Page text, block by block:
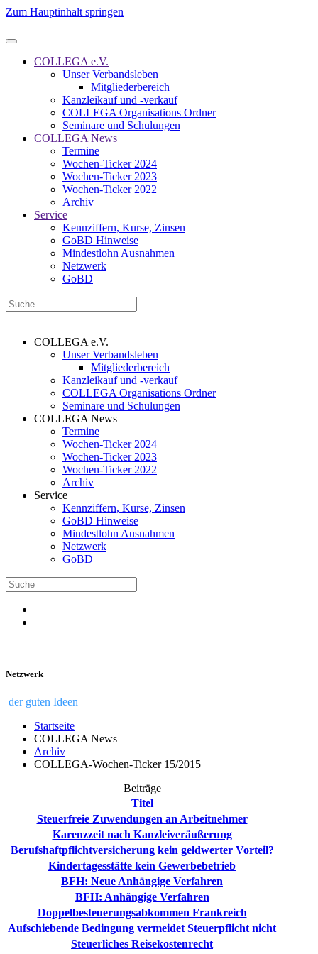
Zum Hauptinhalt springen
COLLEGA e.V.
Unser Verbandsleben
Mitgliederbereich
Kanzleikauf und -verkauf
COLLEGA Organisations Ordner
Seminare und Schulungen
COLLEGA News
Termine
Wochen-Ticker 2024
Wochen-Ticker 2023
Wochen-Ticker 2022
Archiv
Service
Kennziffern, Kurse, Zinsen
GoBD Hinweise
Mindestlohn Ausnahmen
Netzwerk
GoBD
COLLEGA e.V.
Unser Verbandsleben
Mitgliederbereich
Kanzleikauf und -verkauf
COLLEGA Organisations Ordner
Seminare und Schulungen
COLLEGA News
Termine
Wochen-Ticker 2024
Wochen-Ticker 2023
Wochen-Ticker 2022
Archiv
Service
Kennziffern, Kurse, Zinsen
GoBD Hinweise
Mindestlohn Ausnahmen
Netzwerk
GoBD
Netzwerk
der guten Ideen
Startseite
COLLEGA News
Archiv
COLLEGA-Wochen-Ticker 15/2015
Beiträge
Titel
Steuerfreie Zuwendungen an Arbeitnehmer
Karenzzeit nach Kanzleiveräußerung
Berufshaftpflichtversicherung kein geldwerter Vorteil?
Kindertagesstätte kein Gewerbebetrieb
BFH: Neue Anhängige Verfahren
BFH: Anhängige Verfahren
Doppelbesteuerungsabkommen Frankreich
Aufschiebende Bedingung vermeidet Steuerpflicht nicht
Steuerliches Reisekostenrecht